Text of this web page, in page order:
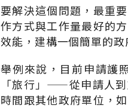
要解決這個問題，最重
作方式與工作量最好的
效能，建構一個簡單的政
舉例來說，目前申請護
「旅行」——從申請人
時間跟其他政府單位，